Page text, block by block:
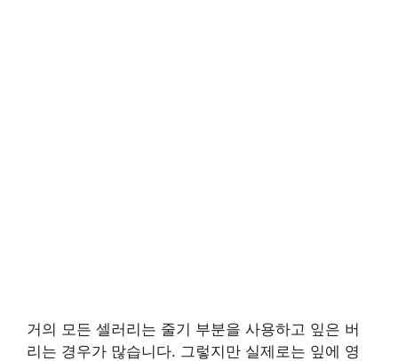
거의 모든 셀러리는 줄기 부분을 사용하고 잎은 버
리는 경우가 많습니다. 그렇지만 실제로는 잎에 영